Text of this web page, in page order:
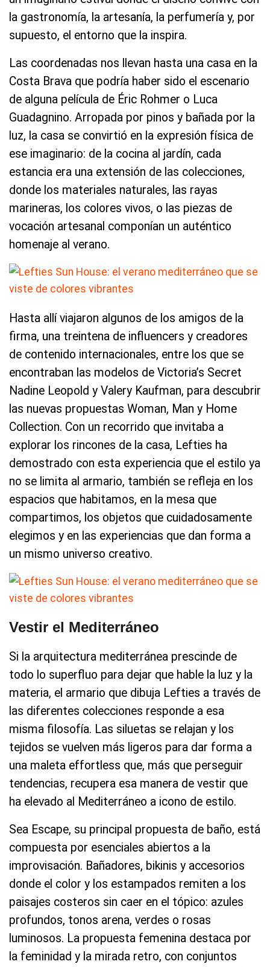
la gastronomía, la artesanía, la perfumería y, por
supuesto, el entorno que la inspira.
Las coordenadas nos llevan hasta una casa en la
Costa Brava que podría haber sido el escenario
de alguna película de Éric Rohmer o Luca
Guadagnino. Arropada por pinos y bañada por la
luz, la casa se convirtió en la expresión física de
ese imaginario: de la cocina al jardín, cada
estancia era una extensión de las colecciones,
donde los materiales naturales, las rayas
marineras, los colores vivos, o las piezas de
vocación artesanal componían un auténtico
homenaje al verano.
Hasta allí viajaron algunos de los amigos de la
firma, una treintena de influencers y creadores
de contenido internacionales, entre los que se
encontraban las modelos de Victoria’s Secret
Nadine Leopold y Valery Kaufman, para descubrir
las nuevas propuestas Woman, Man y Home
Collection. Con un recorrido que invitaba a
explorar los rincones de la casa, Lefties ha
demostrado con esta experiencia que el estilo ya
no se limita al armario, también se refleja en los
espacios que habitamos, en la mesa que
compartimos, los objetos que cuidadosamente
elegimos y en las experiencias que dan forma a
un mismo universo creativo.
Vestir el Mediterráneo
Si la arquitectura mediterránea prescinde de
todo lo superfluo para dejar que hable la luz y la
materia, el armario que dibuja Lefties a través de
las diferentes colecciones responde a esa
misma filosofía. Las siluetas se relajan y los
tejidos se vuelven más ligeros para dar forma a
una maleta effortless que, más que perseguir
tendencias, recupera esa manera de vestir que
ha elevado al Mediterráneo a icono de estilo.
Sea Escape, su principal propuesta de baño, está
compuesta por esenciales abiertos a la
improvisación. Bañadores, bikinis y accesorios
donde el color y los estampados remiten a los
paisajes costeros sin caer en el tópico: azules
profundos, tonos arena, verdes o rosas
luminosos. La propuesta femenina destaca por
la feminidad y la mirada retro, con conjuntos